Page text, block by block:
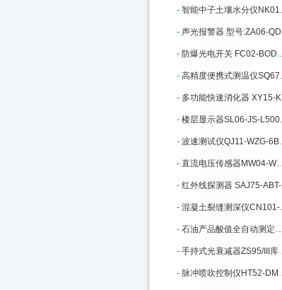
- 智能中子土壤水分仪NK01CS830库号：M235070
- 声光报警器 型号:ZA06-QD100库号：M405860
- 防爆光电开关 FC02-BOD库号：M405850
- 高精度便携式测温仪SQ67-JM222：M22428
- 多功能快速消化器 XY15-KSXHQ库号：M207793
- 楼层显示器SL06-JS-L5000库号：M272487
- 波速测试仪QJ11-WZG-6B库号：M274310
- 直流电压传感器MW04-WBV334U01-S：M298822
- 红外线探测器 SAJ75-ABT-60库号：M313070
- 混凝土裂缝测深仪CN101-BJCS-1：M317353
- 石油产品酸值全自动测定仪M335894
- 手持式光衰减器ZS95/III库号：M346674
- 脉冲喷吹控制仪HT52-DMK-4CSA-20：M395830